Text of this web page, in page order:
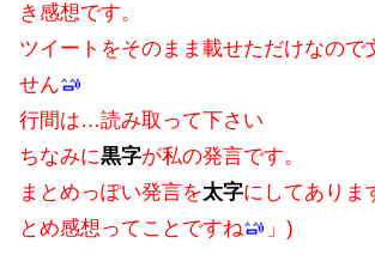
き感想です。
ツイートをそのまま載せただけなので
せん
行間は…読み取って下さい
ちなみに黒字が私の発言です。
まとめっぽい発言を太字にしてありま
とめ感想ってことですね
」)